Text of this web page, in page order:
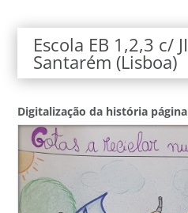
Escola EB 1,2,3 c/
Santarém (Lisboa)
Digitalização da história